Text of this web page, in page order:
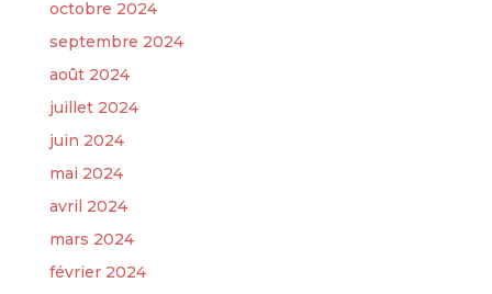
octobre 2024
septembre 2024
août 2024
juillet 2024
juin 2024
mai 2024
avril 2024
mars 2024
février 2024